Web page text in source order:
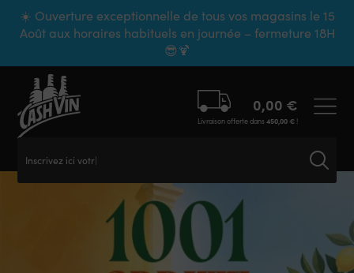
☀️ Ouverture exceptionnelle de tous vos magasins le 15
Août aux horaires habituels en journée – fermeture 18H
😎🍹
Inscrivez ici votre rec
0,00 €
Livraison offerte dans450,00 €!
Panneau de gestion des cookies